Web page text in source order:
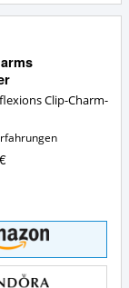
Clip-Charm-